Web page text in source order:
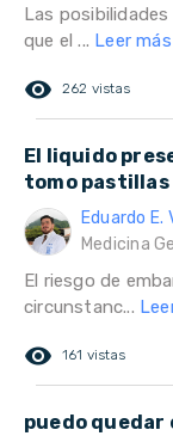
Las
que el ... Leer más
remove_red_eye 262 vistas
El liquido
tomo
Eduardo
Medicina
El riesgo de
circunstanc...
remove_red_eye 161 vistas
puedo quedar